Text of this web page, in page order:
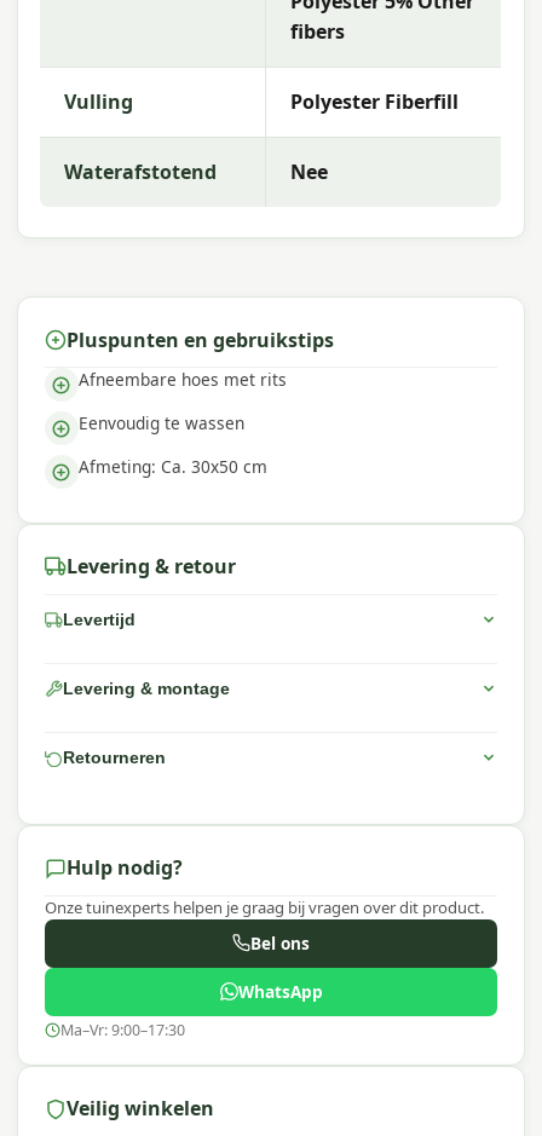
kies je voor hoogwaardige
tuinkussens met uitstekende kleurechtheid en
comfort. De collectie kenmerkt zich door trendy
buitenruimte.
fibers
Vulling Polyester Fiberfill
Waterafstotend Nee
Pluspunten en gebruikstips
Afneembare hoes met rits
Eenvoudig te wassen
Afmeting: Ca. 30x50 cm
Levering & retour
Levertijd
Levering & montage
Retourneren
Hulp nodig?
Onze tuinexperts helpen je graag bij vragen over dit product.
Bel ons
WhatsApp
Ma–Vr: 9:00–17:30
Veilig winkelen